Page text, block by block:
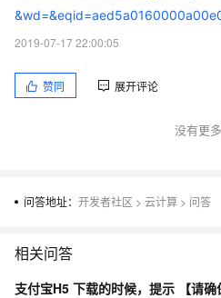
2019-07-17 22:00:05
赞同 展开评论
没有更
问答地址： 开发者社区 > 云计算 > 问答
相关问答